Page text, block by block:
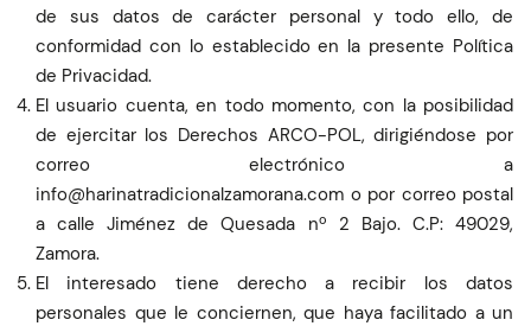
de sus datos de carácter personal y todo ello, de
conformidad con lo establecido en la presente Política
de Privacidad.
El usuario cuenta, en todo momento, con la posibilidad
de ejercitar los Derechos ARCO-POL, dirigiéndose por
correo electrónico a
moc.anaromazlanoicidartanirah@ofni o por correo postal
a calle Jiménez de Quesada nº 2 Bajo. C.P: 49029,
Zamora.
El interesado tiene derecho a recibir los datos
personales que le conciernen, que haya facilitado a un